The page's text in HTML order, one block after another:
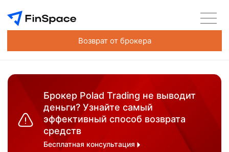
Возврат от брокера
Брокер Polad Trading не выводит
деньги? Узнайте самый
эффективный способ возврата
средств
Бесплатная консультация